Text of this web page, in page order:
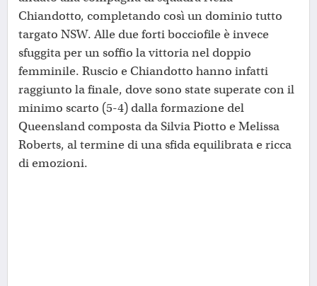
Chiandotto, completando così un dominio tutto
targato NSW. Alle due forti bocciofile è invece
sfuggita per un soffio la vittoria nel doppio
femminile. Ruscio e Chiandotto hanno infatti
raggiunto la finale, dove sono state superate con il
minimo scarto (5-4) dalla formazione del
Queensland composta da Silvia Piotto e Melissa
Roberts, al termine di una sfida equilibrata e ricca
di emozioni.